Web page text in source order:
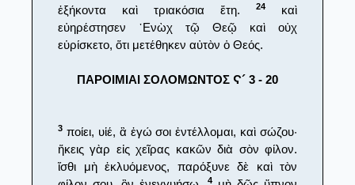
ἑξήκοντα καὶ τριακόσια ἔτη.
24
καὶ
εὐηρέστησεν ᾿Ενὼχ τῷ Θεῷ καὶ οὐχ
εὑρίσκετο, ὅτι μετέθηκεν αὐτὸν ὁ Θεός.
ΠΑΡΟΙΜΙΑΙ ΣΟΛΟΜΩΝΤΟΣ Ϛ´ 3 - 20
3 ποίει, υἱέ, ἃ ἐγώ σοι ἐντέλλομαι, καὶ σώζου·
ἥκεις γὰρ εἰς χεῖρας κακῶν διὰ σὸν φίλον.
ἴσθι μὴ ἐκλυόμενος, παρόξυνε δὲ καὶ τὸν
4